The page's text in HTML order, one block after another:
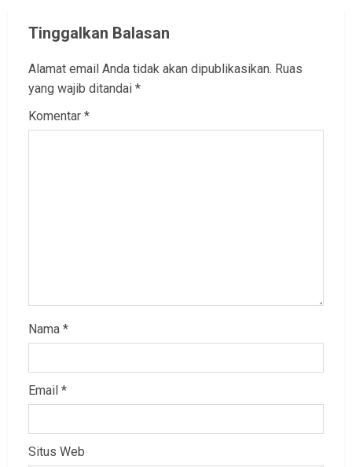
Tinggalkan Balasan
Alamat email Anda tidak akan dipublikasikan. Ruas
yang wajib ditandai *
Komentar *
Nama *
Email *
Situs Web